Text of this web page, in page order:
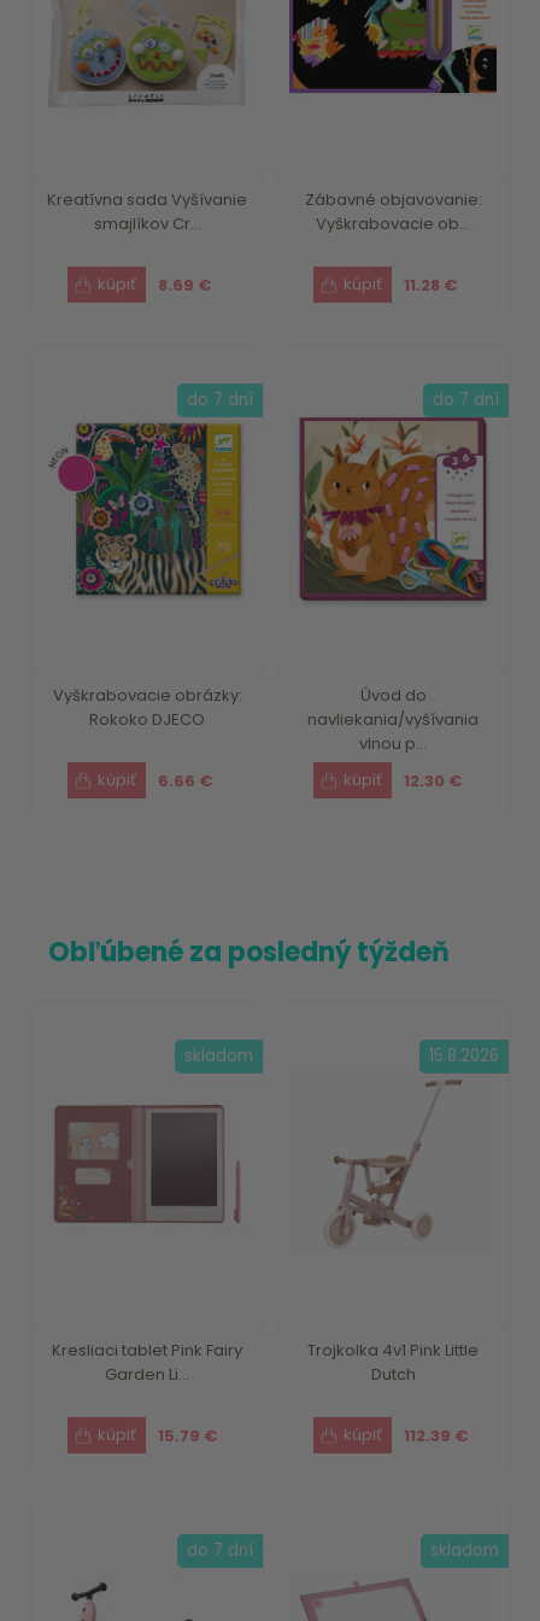
Kreatívna sada Vyšívanie
smajlíkov Cr...
8.69 €
Zábavné objavovanie:
Vyškrabovacie ob...
11.28 €
Vyškrabovacie obrázky:
Rokoko DJECO
6.66 €
do 7 dní
Úvod do
navliekania/vyšívania
vlnou p...
12.30 €
do 7 dní
Obľúbené za posledný týždeň
Kresliaci tablet Pink Fairy
Garden Li...
15.79 €
skladom
Trojkolka 4v1 Pink Little
Dutch
112.39 €
15.8.2026
do 7 dní skladom